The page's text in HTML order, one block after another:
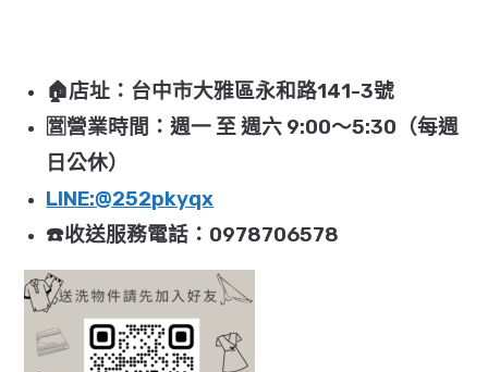
🏠店址：台中市大雅區永和路141-3號
🈺️營業時間：週一 至 週六 9:00～5:30（每週
日公休）
LINE:@252pkyqx
☎️收送服務電話：0978706578